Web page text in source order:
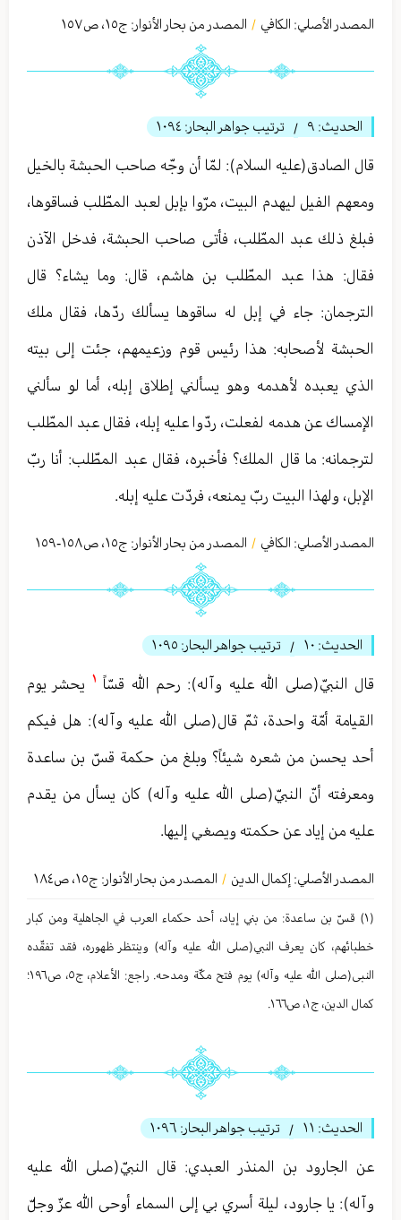
المصدر الأصلي: الكافي / المصدر من بحار الأنوار: ج١٥، ص١٥٧
الحديث: ٩ / ترتيب جواهر البحار: ١٠٩٤
قال الصادق(عليه السلام): لمّا أن وجّه صاحب الحبشة بالخيل
ومعهم الفيل ليهدم البيت، مرّوا بإبل لعبد المطّلب فساقوها،
فبلغ ذلك عبد المطّلب، فأتى صاحب الحبشة، فدخل الآذن
فقال: هذا عبد المطّلب بن هاشم، قال: وما يشاء؟ قال
الترجمان: جاء في إبل له ساقوها يسألك ردّها، فقال ملك
الحبشة لأصحابه: هذا رئيس قوم وزعيمهم، جئت إلى بيته
الذي يعبده لأهدمه وهو يسألني إطلاق إبله، أما لو سألني
الإمساك عن هدمه لفعلت، ردّوا عليه إبله، فقال عبد المطّلب
لترجمانه: ما قال الملك؟ فأخبره، فقال‏ عبد المطّلب: أنا ربّ
الإبل، ولهذا البيت ربّ يمنعه، فردّت عليه إبله.
المصدر الأصلي: الكافي / المصدر من بحار الأنوار: ج١٥، ص١٥٨-١٥٩
الحديث: ١٠ / ترتيب جواهر البحار: ١٠٩٥
قال النبيّ(صلى الله عليه وآله): رحم الله قسّاً١
يحشر يوم
القيامة أمّة واحدة، ثمّ قال(صلى الله عليه وآله): هل فيكم
أحد يحسن من شعره شيئاً؟ وبلغ من حكمة قسّ بن ساعدة
ومعرفته أنّ النبيّ(صلى الله عليه وآله) كان يسأل من يقدم
عليه من إياد عن حكمته ويصغي إليها.
المصدر الأصلي: إكمال الدين / المصدر من بحار الأنوار: ج١٥، ص١٨٤
(١) قسّ بن ساعدة: من بني إیاد، أحد حكماء العرب في الجاهلیة ومن كبار
خطبائهم، كان یعرف النبي(صلى الله عليه وآله) وینتظر ظهوره، فقد تفقّده
النبی(صلى الله عليه وآله) یوم فتح مكّة ومدحه. راجع: الأعلام، ج٥، ص١٩٦؛
كمال الدین، ج١، ص١٦٦.
الحديث: ١١ / ترتيب جواهر البحار: ١٠٩٦
عن الجارود بن المنذر العبدي: قال النبيّ(صلى الله عليه
وآله): يا جارود، ليلة أسري بي إلى السماء أوحى الله عزّ وجلّ